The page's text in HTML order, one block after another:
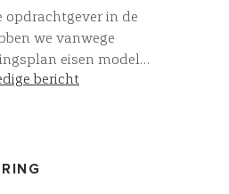
opdrachtgever in de
we vanwege
eisen model
omgebouwd.
bericht